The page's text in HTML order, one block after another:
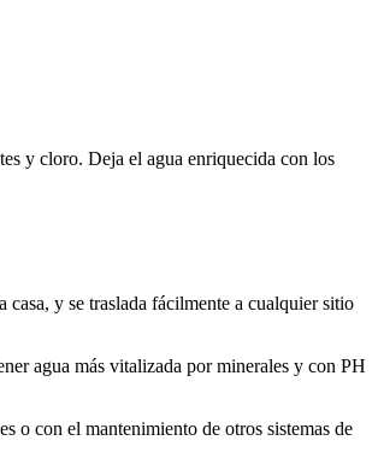
y cloro. Deja el agua enriquecida con los
y se traslada fácilmente a cualquier sitio
agua más vitalizada por minerales y con PH
o con el mantenimiento de otros sistemas de